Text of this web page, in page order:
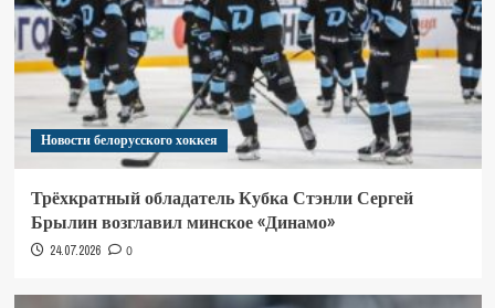
Новости белорусского хоккея
Трёхкратный обладатель Кубка Стэнли Сергей
Брылин возглавил минское «Динамо»
24.07.2026 0